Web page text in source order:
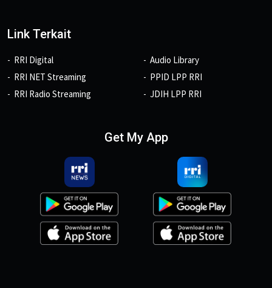
Link Terkait
RRI Digital
RRI NET Streaming
RRI Radio Streaming
Audio Library
PPID LPP RRI
JDIH LPP RRI
Get My App